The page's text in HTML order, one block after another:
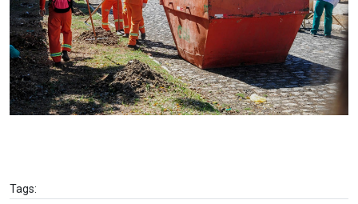
Tags: